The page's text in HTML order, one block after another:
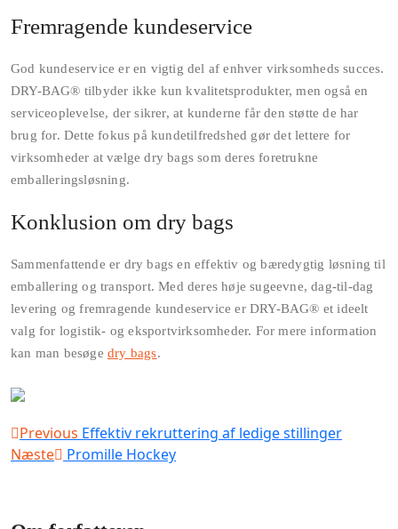
Fremragende kundeservice
God kundeservice er en vigtig del af enhver virksomheds succes.
DRY-BAG® tilbyder ikke kun kvalitetsprodukter, men også en
serviceoplevelse, der sikrer, at kunderne får den støtte de har
brug for. Dette fokus på kundetilfredshed gør det lettere for
virksomheder at vælge dry bags som deres foretrukne
emballeringsløsning.
Konklusion om dry bags
Sammenfattende er dry bags en effektiv og bæredygtig løsning til
emballering og transport. Med deres høje sugeevne, dag-til-dag
levering og fremragende kundeservice er DRY-BAG® et ideelt
valg for logistik- og eksportvirksomheder. For mere information
kan man besøge dry bags.
Indlægsnavigation
Previous Effektiv rekruttering af ledige stillinger
Næste
Promille Hockey